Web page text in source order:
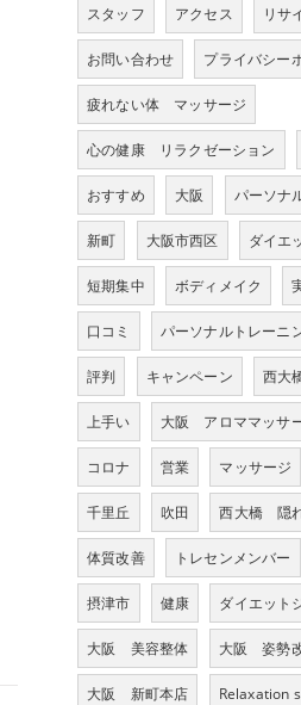
スタッフ アクセス リサ
お問い合わせ プライバシー
疲れない体 マッサージ
心の健康 リラクゼーション
おすすめ 大阪 パーソナ
新町 大阪市西区 ダイエ
短期集中 ボディメイク
口コミ パーソナルトレーニ
評判 キャンペーン 西大
上手い 大阪 アロママッサ
コロナ 営業 マッサージ
千里丘 吹田 西大橋 隠
体質改善 トレセンメンバー
摂津市 健康 ダイエット
大阪 美容整体 大阪 姿勢
大阪 新町本店 Relaxation